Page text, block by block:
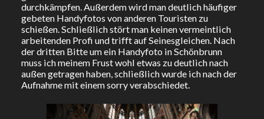
durchkämpfen. Außerdem wird man deutlich häufiger
gebeten Handyfotos von anderen Touristen zu
schießen. Schließlich stört man keinen vermeintlich
arbeitenden Profi und trifft auf Seinesgleichen. Nach
der dritten Bitte um ein Handyfoto in Schönbrunn
muss ich meinem Frust wohl etwas zu deutlich nach
außen getragen haben, schließlich wurde ich nach der
Aufnahme mit einem sorry verabschiedet.